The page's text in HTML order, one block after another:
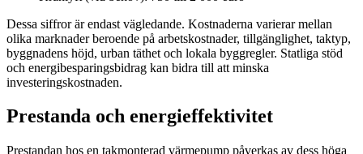
Dessa siffror är endast vägledande. Kostnaderna varierar mellan
olika marknader beroende på arbetskostnader, tillgänglighet, taktyp,
byggnadens höjd, urban täthet och lokala byggregler. Statliga stöd
och energibesparingsbidrag kan bidra till att minska
investeringskostnaden.
Prestanda och energieffektivitet
Prestandan hos en takmonterad värmepump påverkas av dess höga